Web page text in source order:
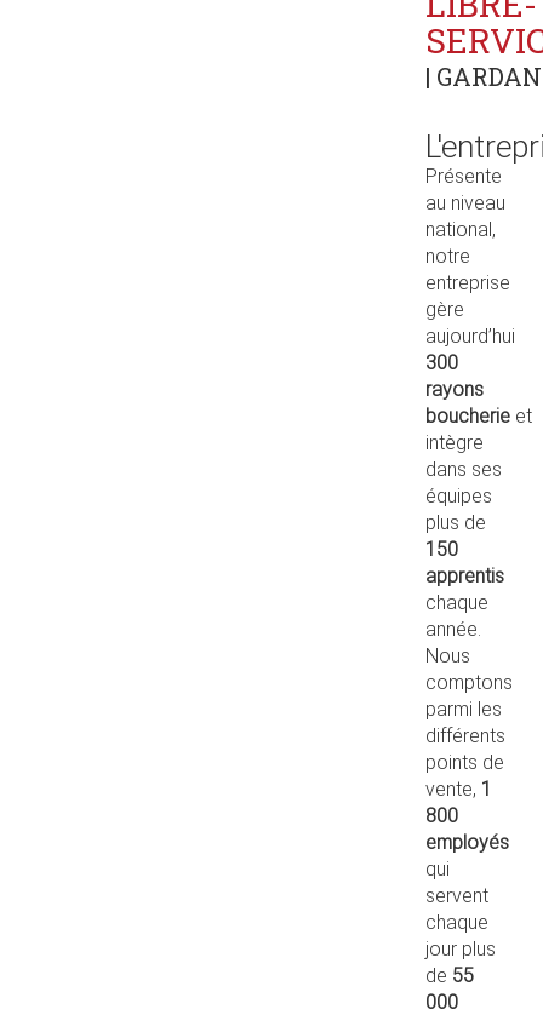
|
Présente
au niveau
national,
notre
entreprise
gère
aujourd’hui
300
rayons
boucherie et
intègre
dans ses
équipes
plus de
150
apprentis
chaque
année.
Nous
comptons
parmi les
différents
points de
vente, 1
800
employés
qui
servent
chaque
jour plus
de 55
000